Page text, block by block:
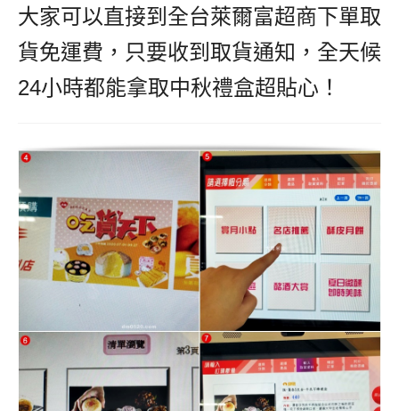
大家可以直接到全台萊爾富超商下單取
貨免運費，只要收到取貨通知，全天候
24小時都能拿取中秋禮盒超貼心！